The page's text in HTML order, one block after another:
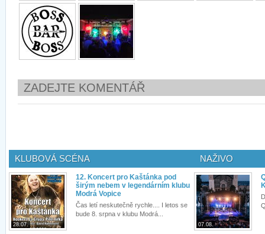
ZADEJTE KOMENTÁŘ
KLUBOVÁ SCÉNA
28.07.
12. Koncert pro Kaštánka pod
širým nebem v legendárním klubu
Modrá Vopice
Čas letí neskutečně rychle.... I letos se
bude 8. srpna v klubu Modrá...
NAŽIVO
07.08.